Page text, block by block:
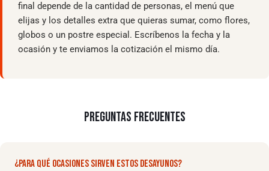
final depende de la cantidad de personas, el menú que
elijas y los detalles extra que quieras sumar, como flores,
globos o un postre especial. Escríbenos la fecha y la
ocasión y te enviamos la cotización el mismo día.
PREGUNTAS FRECUENTES
¿PARA QUÉ OCASIONES SIRVEN ESTOS DESAYUNOS?